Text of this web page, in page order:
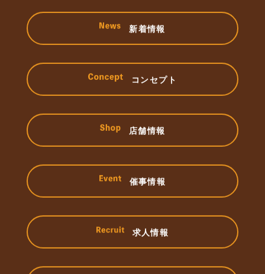
新着情報
コンセプト
店舗情報
催事情報
求人情報